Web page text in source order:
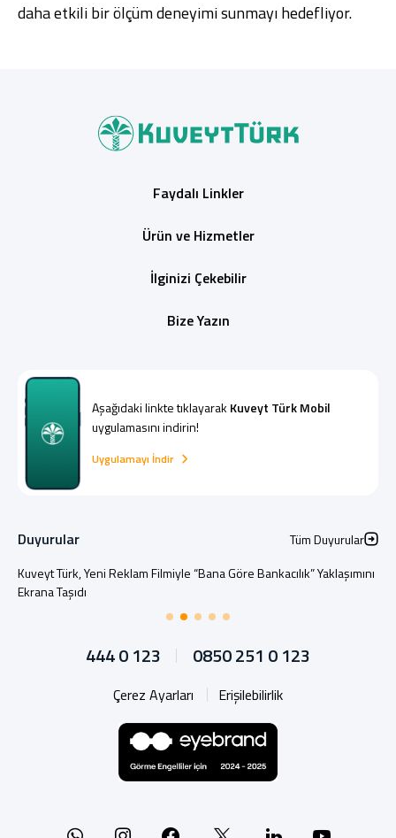
daha etkili bir ölçüm deneyimi sunmayı hedefliyor.
Faydalı Linkler
Ürün ve Hizmetler
İlginizi Çekebilir
Bize Yazın
Aşağıdaki linkte tıklayarak Kuveyt Türk Mobil
uygulamasını indirin!
Uygulamayı İndir
Duyurular
Tüm Duyurular
Kuveyt Türk, Yeni Reklam Filmiyle “Bana Göre Bankacılık” Yaklaşımını
Ekrana Taşıdı
444 0 123 0850 251 0 123
Çerez Ayarları Erişilebilirlik